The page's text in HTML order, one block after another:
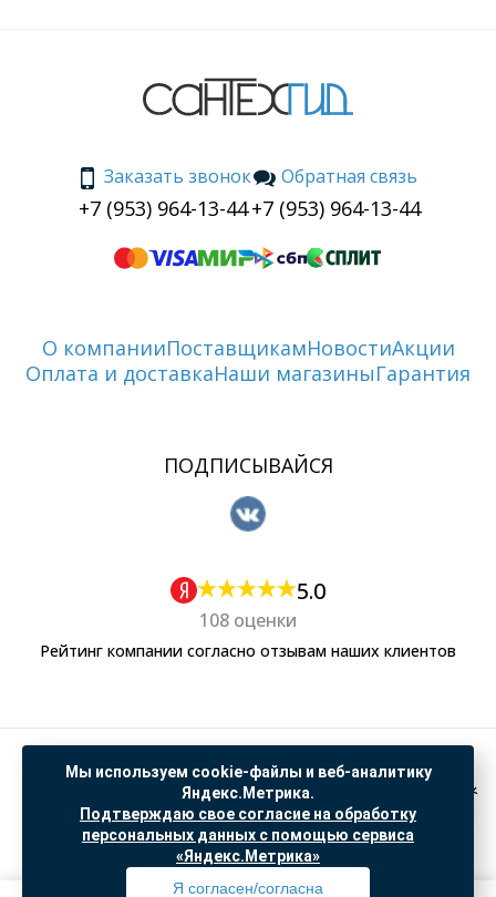
Заказать звонок
+7 (953) 964-13-44
Обратная связь
+7 (953) 964-13-44
О компанииПоставщикамНовостиАкции
Оплата и доставкаНаши магазиныГарантия
ПОДПИСЫВАЙСЯ
5.0
108 оценки
Рейтинг компании согласно отзывам наших клиентов
Политика обработки персональных данных
Согласие на обработку данных Яндекс Метрика
"© ООО “САНТЕХГИД”, 2026. Все права защищены. Предложение не является публичной
офертой, цены и информация на сайте ознакомительные
Доработка и продвижение вSO.USE
Мы используем cookie-файлы и веб-аналитику
Яндекс.Метрика.
Подтверждаю свое согласие на обработку
персональных данных с помощью сервиса
«Яндекс.Метрика»
Я согласен/согласна